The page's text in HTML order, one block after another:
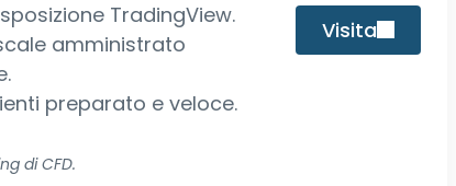
TradingView.
amministrato
preparato e veloce.
Visita
di CFD.